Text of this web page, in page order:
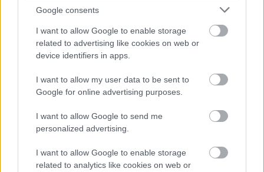
Google consents
I want to allow Google to enable storage
related to advertising like cookies on web or
device identifiers in apps.
I want to allow my user data to be sent to
Google for online advertising purposes.
I want to allow Google to send me
personalized advertising.
I want to allow Google to enable storage
related to analytics like cookies on web or